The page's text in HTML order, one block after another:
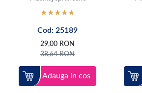
Cod: 25189
29,00 RON
38,64RON
Adauga in cos